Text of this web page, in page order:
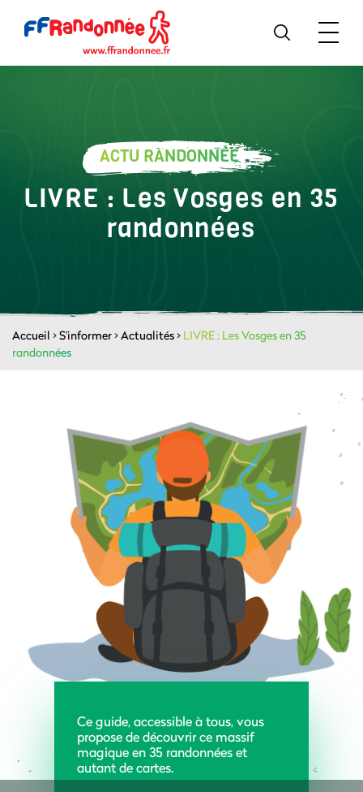
ACTU RANDONNÉE
LIVRE : Les Vosges en 35
randonnées
Accueil >S'informer>Actualités> LIVRE : Les Vosges en 35
randonnées
Ce guide, accessible à tous, vous
propose de découvrir ce massif
magique en 35 randonnées et
autant de cartes.